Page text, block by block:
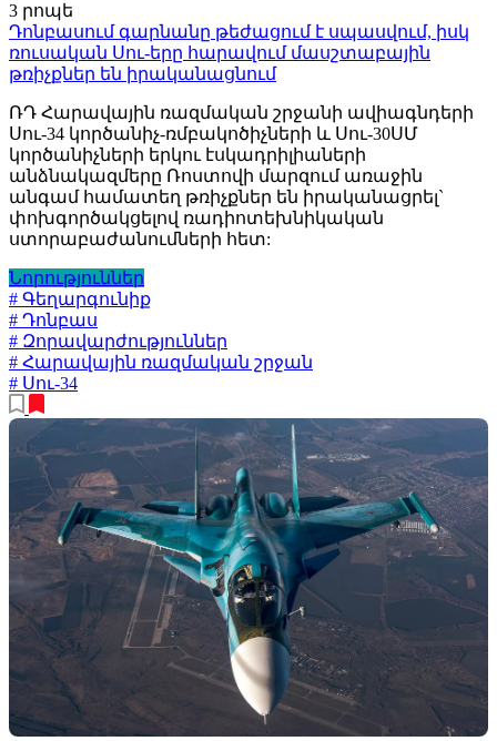
3 րոպե
Դոնբասում գարնանը թեժացում է սպասվում, իսկ
ռուսական Սու-երը հարավում մասշտաբային
թռիչքներ են իրականացնում
ՌԴ Հարավային ռազմական շրջանի ավիագնդերի
Սու-34 կործանիչ-ռմբակոծիչների և Սու-30ՍՄ
կործանիչների երկու էսկադրիլիաների
անձնակազմերը Ռոստովի մարզում առաջին
անգամ համատեղ թռիչքներ են իրականացրել`
փոխգործակցելով ռադիոտեխնիկական
ստորաբաժանումների հետ:
Նորություններ
# Գեղարգունիք
# Դոնբաս
# Զորավարժություններ
# Հարավային ռազմական շրջան
# Սու-34